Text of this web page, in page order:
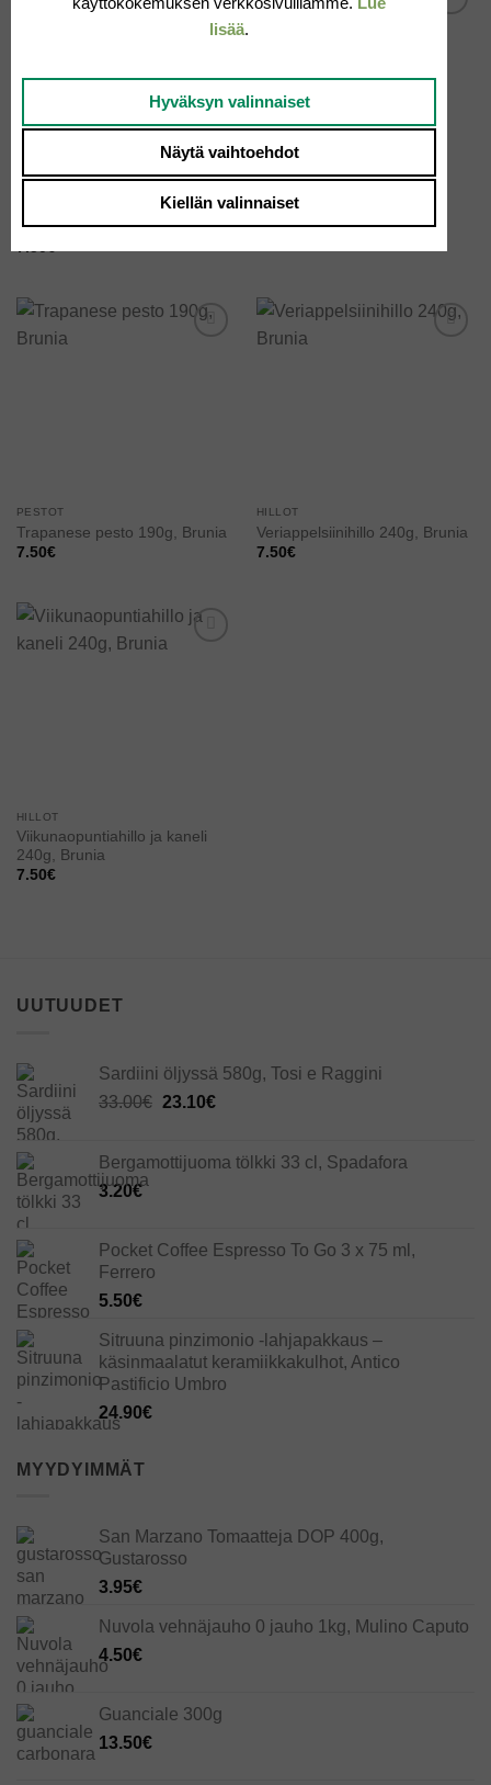
Add to
Sitrushedelmienhillo 240g,
Brunia
7.50€
Sitruunahillo 240g, Brunia
7.50€
PESTOT
Trapanese pesto 190g, Brunia
7.50€
HILLOT
Veriappelsiinihillo 240g, Brunia
7.50€
HILLOT
Viikunaopuntiahillo ja kaneli
240g, Brunia
7.50€
UUTUUDET
Sardiini öljyssä 580g, Tosi e Raggini
33.00€ Alkuperäinen
33.00€.
23.10€Nykyinen
23.10€.
Bergamottijuoma tölkki 33 cl, Spadafora
3.20€
Pocket Coffee Espresso To Go 3 x 75 ml,
Ferrero
5.50€
Sitruuna pinzimonio -lahjapakkaus –
käsinmaalatut keramiikkakulhot, Antico
Pastificio Umbro
24.90€
MYYDYIMMÄT
San Marzano Tomaatteja DOP 400g,
Gustarosso
3.95€
Nuvola vehnäjauho 0 jauho 1kg, Mulino Caputo
4.50€
Guanciale 300g
13.50€
lisää.
Hyväksyn valinnaiset
Näytä vaihtoehdot
Kiellän valinnaiset